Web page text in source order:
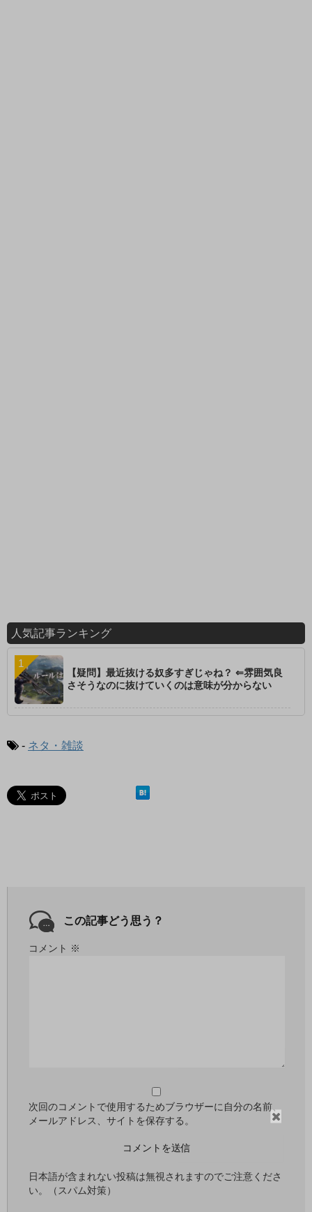
閉
人気記事ランキング
【疑問】最近抜ける奴多すぎじゃね？ ⇐雰囲気良
さそうなのに抜けていくのは意味が分からない
- ネタ・雑談
この記事どう思う？
コメント ※
次回のコメントで使用するためブラウザーに自分の名前、
メールアドレス、サイトを保存する。
日本語が含まれない投稿は無視されますのでご注意くださ
い。（スパム対策）